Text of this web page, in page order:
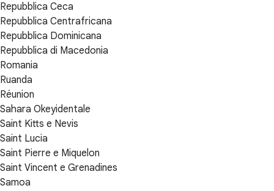
Repubblica Ceca
Repubblica Centrafricana
Repubblica Dominicana
Repubblica di Macedonia
Romania
Ruanda
Réunion
Sahara Okeyidentale
Saint Kitts e Nevis
Saint Lucia
Saint Pierre e Miquelon
Saint Vincent e Grenadines
Samoa